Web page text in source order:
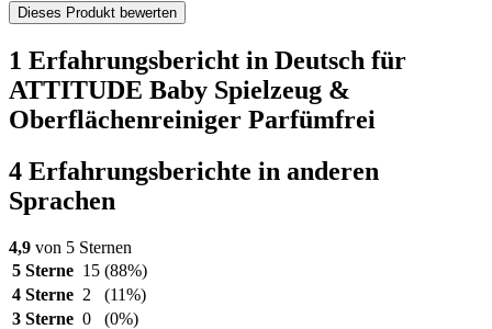
Dieses Produkt bewerten
1 Erfahrungsbericht in Deutsch für
ATTITUDE Baby Spielzeug &
Oberflächenreiniger Parfümfrei
4 Erfahrungsberichte in anderen
Sprachen
4,9 von 5 Sternen
5 Sterne 15 (88%)
4 Sterne 2
(11%)
3 Sterne 0
(0%)